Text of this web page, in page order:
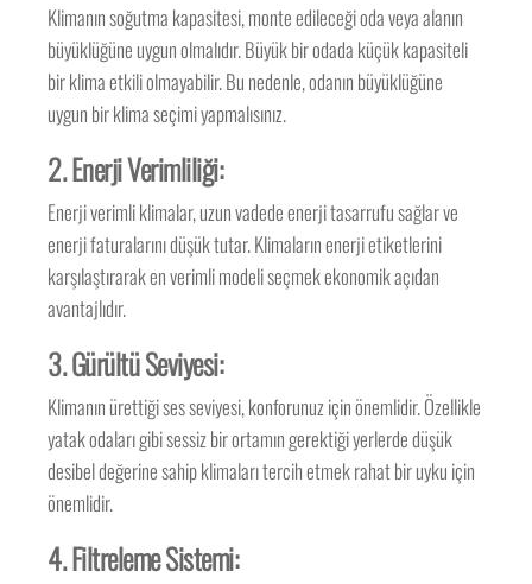
Klimanın soğutma kapasitesi, monte edileceği oda veya alanın
büyüklüğüne uygun olmalıdır. Büyük bir odada küçük kapasiteli
bir klima etkili olmayabilir. Bu nedenle, odanın büyüklüğüne
uygun bir klima seçimi yapmalısınız.
2.Enerji Verimliliği:
Enerji verimli klimalar, uzun vadede enerji tasarrufu sağlar ve
enerji faturalarını düşük tutar. Klimaların enerji etiketlerini
karşılaştırarak en verimli modeli seçmek ekonomik açıdan
avantajlıdır.
3.Gürültü Seviyesi:
Klimanın ürettiği ses seviyesi, konforunuz için önemlidir. Özellikle
yatak odaları gibi sessiz bir ortamın gerektiği yerlerde düşük
desibel değerine sahip klimaları tercih etmek rahat bir uyku için
önemlidir.
4.Filtreleme Sistemi: